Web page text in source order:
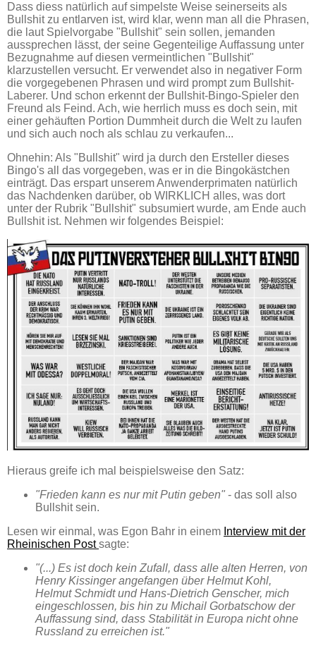
Dass diess natürlich auf simpelste Weise seinerseits als
Bullshit zu entlarven ist, wird klar, wenn man all die Phrasen,
die laut Spielvorgabe "Bullshit" sein sollen, jemanden
aussprechen lässt, der seine Gegenteilige Auffassung unter
Bezugnahme auf diesen vermeintlichen "Bullshit"
klarzustellen versucht. Er verwendet also in negativer Form
die vorgegebenen Phrasen und wird prompt zum Bullshit-
Laberer. Und schon erkennt der Bullshit-Bingo-Spieler den
Freund als Feind. Ach, wie herrlich muss es doch sein, mit
einer gehäuften Portion Dummheit durch die Welt zu laufen
und sich auch noch als schlau zu verkaufen...
Ohnehin: Als "Bullshit" wird ja durch den Ersteller dieses
Bingo's all das vorgegeben, was er in die Bingokästchen
einträgt. Das erspart unserem Anwenderprimaten natürlich
das Nachdenken darüber, ob WIRKLICH alles, was dort
unter der Rubrik "Bullshit" subsumiert wurde, am Ende auch
Bullshit ist. Nehmen wir folgendes Beispiel:
Hieraus greife ich mal beispielsweise den Satz:
"Frieden kann es nur mit Putin geben" - das soll also
Bullshit sein.
Lesen wir einmal, was Egon Bahr in einem Interview mit der
Rheinischen Postsagte:
"(...) Es ist doch kein Zufall, dass alle alten Herren, von
Henry Kissinger angefangen über Helmut Kohl,
Helmut Schmidt und Hans-Dietrich Genscher, mich
eingeschlossen, bis hin zu Michail Gorbatschow der
Auffassung sind, dass Stabilität in Europa nicht ohne
Russland zu erreichen ist."